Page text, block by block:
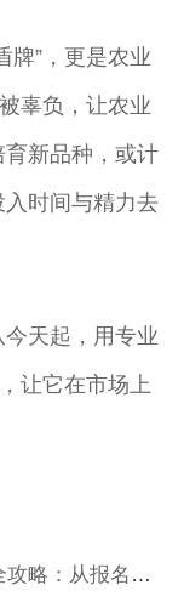
牌”，更是农业
辜负，让农业
新品种，或计
时间与精力去
天起，用专业
让它在市场上
拿证的5个关键步骤